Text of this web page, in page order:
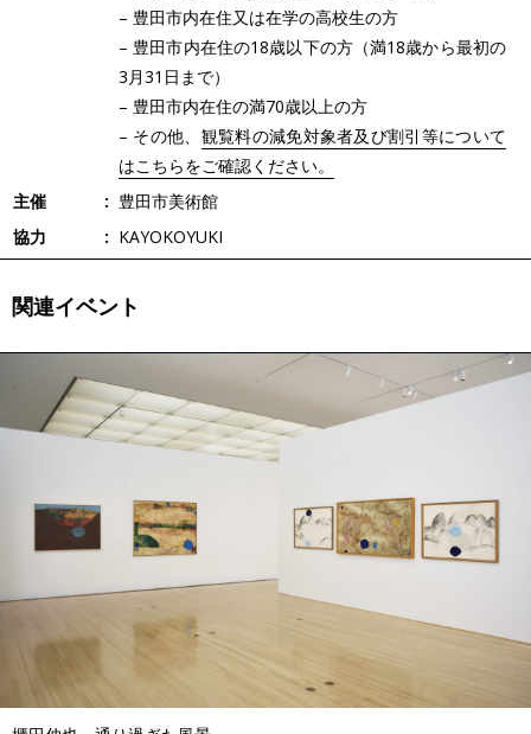
– 豊田市内在住又は在学の高校生の方
– 豊田市内在住の18歳以下の方（満18歳から最初の
3月31日まで）
– 豊田市内在住の満70歳以上の方
– その他、 観覧料の減免対象者及び割引等について
はこちらをご確認ください。
主催
豊田市美術館
協力
KAYOKOYUKI
関連イベント